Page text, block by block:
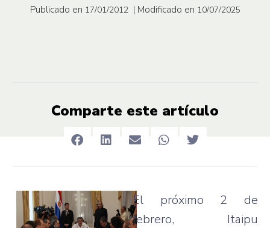
Publicado en 17/01/2012 | Modificado en 10/07/2025
Comparte este artículo
El próximo 2 de
febrero, Itaipu